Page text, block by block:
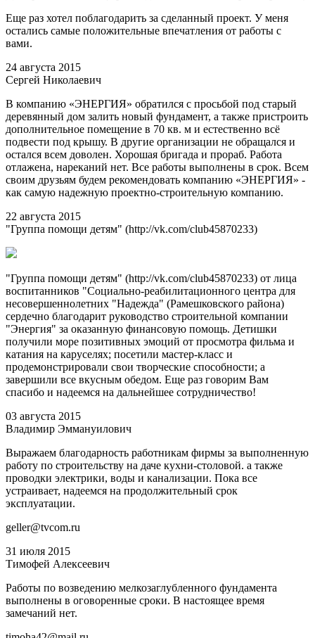
Еще раз хотел поблагодарить за сделанный проект. У меня
остались самые положительные впечатления от работы с
вами.
24 августа 2015
Сергей Николаевич
В компанию «ЭНЕРГИЯ» обратился с просьбой под старый
деревянный дом залить новый фундамент, а также пристроить
дополнительное помещение в 70 кв. м и естественно всё
подвести под крышу. В другие организации не обращался и
остался всем доволен. Хорошая бригада и прораб. Работа
отлажена, нареканий нет. Все работы выполнены в срок. Всем
своим друзьям будем рекомендовать компанию «ЭНЕРГИЯ» -
как самую надежную проектно-строительную компанию.
22 августа 2015
"Группа помощи детям" (http://vk.com/club45870233)
"Группа помощи детям" (http://vk.com/club45870233) от лица
воспитанников "Социально-реабилитационного центра для
несовершеннолетних "Надежда" (Рамешковского района)
сердечно благодарит руководство строительной компании
"Энергия" за оказанную финансовую помощь. Детишки
получили море позитивных эмоций от просмотра фильма и
катания на каруселях; посетили мастер-класс и
продемонстрировали свои творческие способности; а
завершили все вкусным обедом. Еще раз говорим Вам
спасибо и надеемся на дальнейшее сотрудничество!
03 августа 2015
Владимир Эммануилович
Выражаем благодарность работникам фирмы за выполненную
работу по строительству на даче кухни-столовой. а также
проводки электрики, воды и канализации. Пока все
устраивает, надеемся на продолжительный срок
эксплуатации.
geller@tvcom.ru
31 июля 2015
Тимофей Алексеевич
Работы по возведению мелкозаглубленного фундамента
выполнены в оговоренные сроки. В настоящее время
замечаний нет.